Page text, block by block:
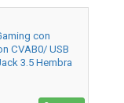
con
CVAB0/ USB
3.5 Hembra